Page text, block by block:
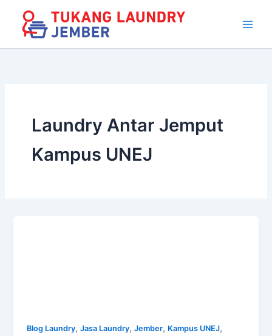
konten
Laundry Antar Jemput
Kampus UNEJ
Blog Laundry,Jasa Laundry,Jember, Kampus UNEJ,
Antar jemput + 10 Ribu Chat Whatsapp